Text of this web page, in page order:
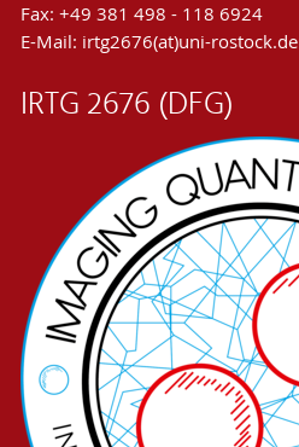
Fax: +49 381 498 - 118 6924
E-Mail: irtg2676(at)uni-rostock.de
IRTG 2676 (DFG)